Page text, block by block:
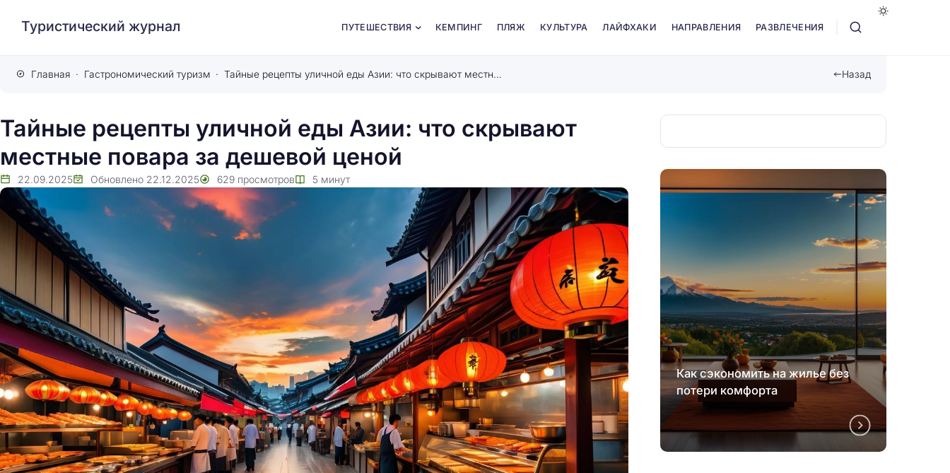
Туристический журнал ПУТЕШЕСТВИЯ КЕМПИНГ ПЛЯЖ КУЛЬТУРА ЛАЙФХАКИ НАПРАВЛЕНИЯ РАЗВЛЕЧЕНИЯ
Главная Гастрономический туризм Тайные рецепты уличной еды Азии: что скрывают местные повара за дешевой ценой Назад
Тайные рецепты уличной еды Азии: что скрывают
местные повара за дешевой ценой
22.09.2025 Обновлено 22.12.2025 629 просмотров 5 минут
Как сэкономить на жилье без
потери комфорта
Как сэкономить на жилье без
потери комфорта
Как сэкономить на жилье без
потери комфорта